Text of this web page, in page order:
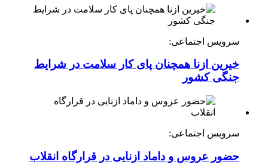
سرویس اجتماعی:
خیرین ازنا همچنان پای کار سلامت در شرایط
جنگی کشور
سرویس اجتماعی:
حضور عروس و داماد ازنایی در قرارگاه انقلاب